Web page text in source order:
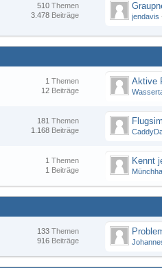
Themen
510
Beiträge
3.478 jendavis
Themen
1
Beiträge
12
Aktive
Themen
181
Beiträge
1.168
Themen
1
Beiträge
1
Kennt
Themen
133
Beiträge
916